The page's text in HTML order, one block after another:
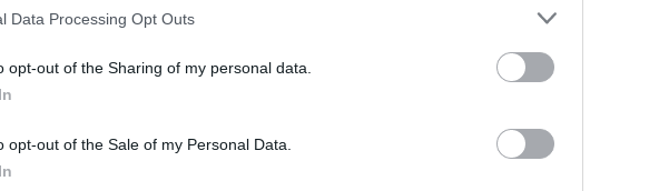
Data Processing Opt Outs
opt-out of the Sharing of my personal data.
opt-out of the Sale of my Personal Data.